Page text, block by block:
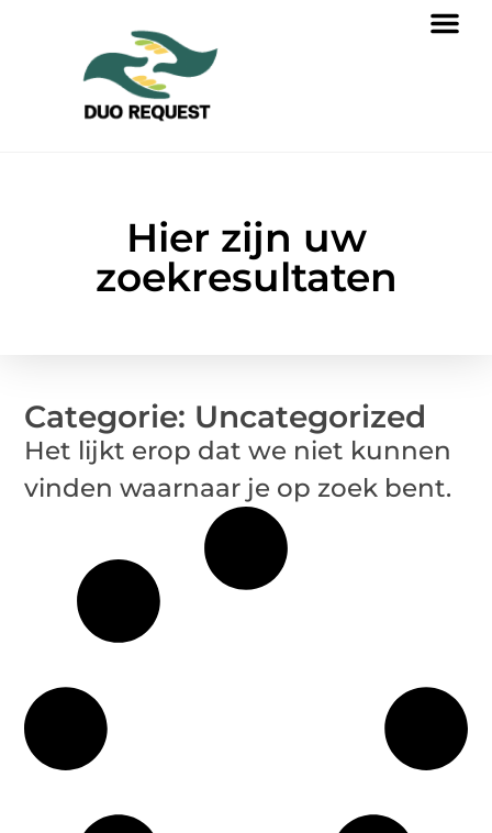
Hier zijn uw
zoekresultaten
Categorie: Uncategorized
Het lijkt erop dat we niet kunnen
vinden waarnaar je op zoek bent.